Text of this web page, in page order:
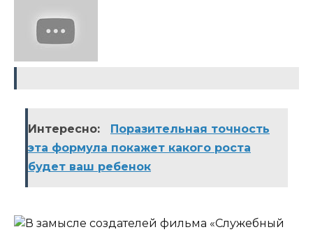
Интересно:
Поразительная точность
эта формула покажет какого роста
будет ваш ребенок